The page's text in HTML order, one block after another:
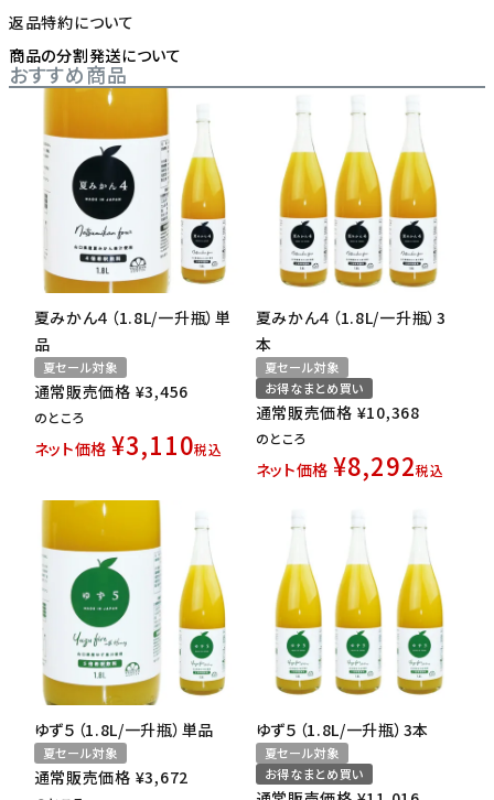
返品特約について
商品の分割発送について
おすすめ商品
夏みかん４（1.8L/一升瓶）単
品
夏セール対象
通常販売価格 ¥3,456
のところ
ネット価格 ¥3,110税込
夏みかん４（1.8L/一升瓶）3
本
夏セール対象
お得なまとめ買い
通常販売価格 ¥10,368
のところ
ネット価格 ¥8,292税込
ゆず５（1.8L/一升瓶）単品
夏セール対象
通常販売価格 ¥3,672
ゆず５（1.8L/一升瓶）3本
夏セール対象
お得なまとめ買い